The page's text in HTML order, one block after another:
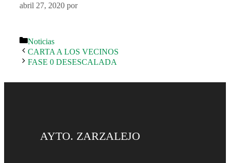
abril 27, 2020 por
Noticias
CARTA A LOS VECINOS
FASE 0 DESESCALADA
AYTO. ZARZALEJO